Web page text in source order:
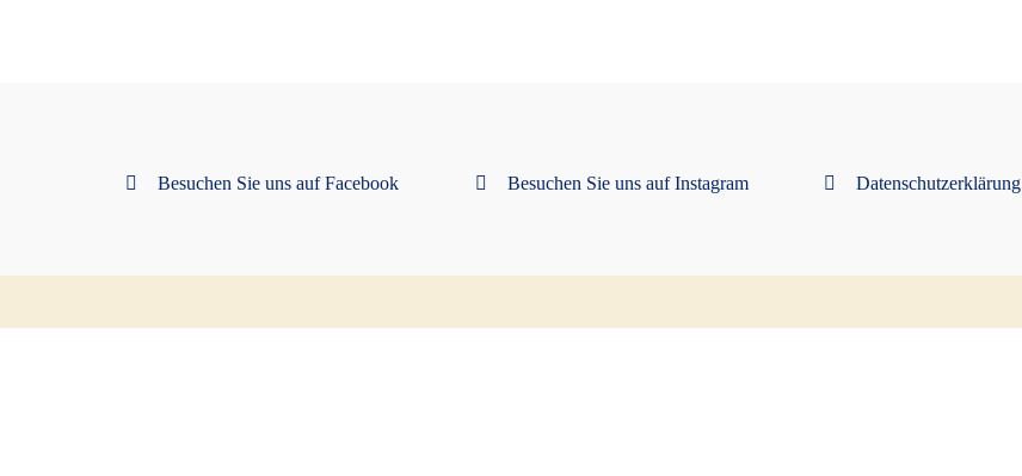
Besuchen Sie uns auf Facebook Besuchen Sie uns auf Instagram Datenschutzerklärung